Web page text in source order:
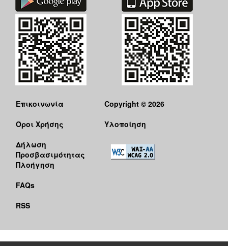
Επικοινωνία
Όροι Χρήσης
Δήλωση
Προσβασιμότητας
Πλοήγηση
FAQs
RSS
Copyright © 2026
Υλοποίηση